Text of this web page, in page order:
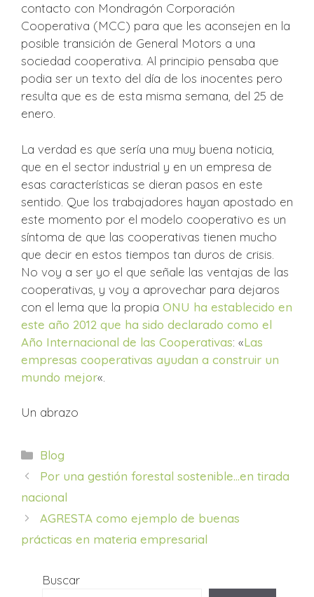
contacto con Mondragón Corporación
Cooperativa (MCC) para que les aconsejen en la
posible transición de General Motors a una
sociedad cooperativa. Al principio pensaba que
podia ser un texto del día de los inocentes pero
resulta que es de esta misma semana, del 25 de
enero.
La verdad es que sería una muy buena noticia,
que en el sector industrial y en un empresa de
esas características se dieran pasos en este
sentido. Que los trabajadores hayan apostado en
este momento por el modelo cooperativo es un
síntoma de que las cooperativas tienen mucho
que decir en estos tiempos tan duros de crisis.
No voy a ser yo el que señale las ventajas de las
cooperativas, y voy a aprovechar para dejaros
con el lema que la propia ONU ha establecido en
este año 2012 que ha sido declarado como el
Año Internacional de las Cooperativas: «Las
empresas cooperativas ayudan a construir un
mundo mejor«.
Un abrazo
Categorías
Blog
Por una gestión forestal sostenible…en tirada
nacional
AGRESTA como ejemplo de buenas
prácticas en materia empresarial
Buscar